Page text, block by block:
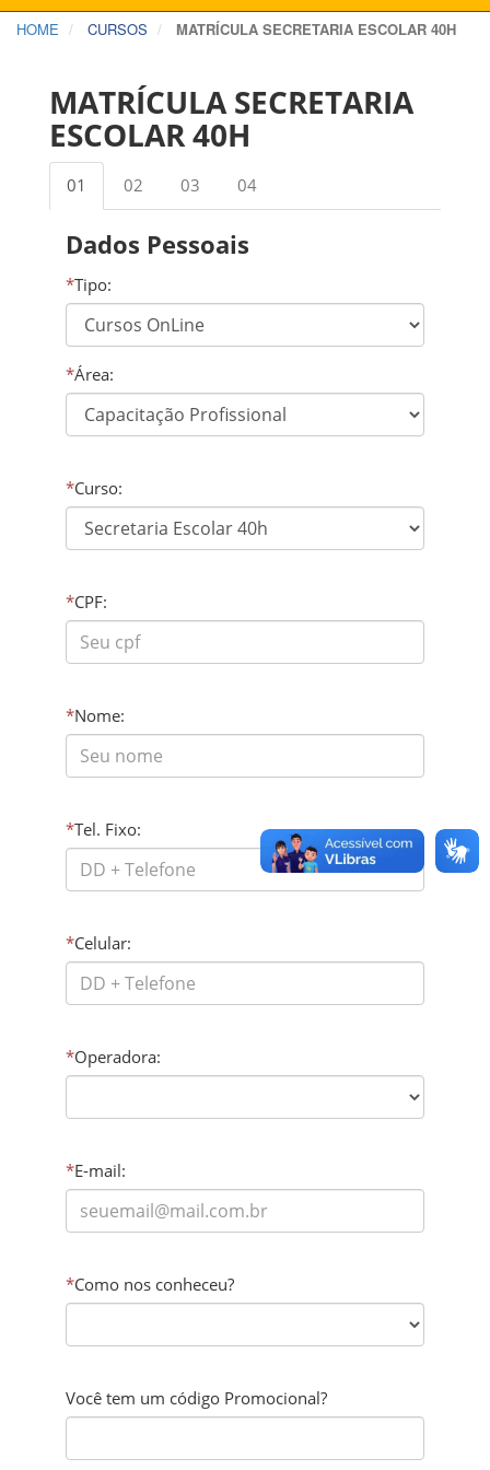
HOME CURSOS MATRÍCULA SECRETARIA ESCOLAR 40H
MATRÍCULA SECRETARIA
ESCOLAR 40H
01 02 03 04
Dados Pessoais
*Tipo:
*Área:
*Curso:
*CPF:
*Nome:
*Tel. Fixo:
*Celular:
*Operadora:
*E-mail:
*Como nos conheceu?
Você tem um código Promocional?